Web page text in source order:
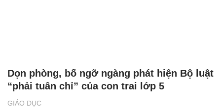
GIÁO DỤC
Dọn phòng, bố ngỡ ngàng phát hiện Bộ luật
“phải tuân chỉ” của con trai lớp 5